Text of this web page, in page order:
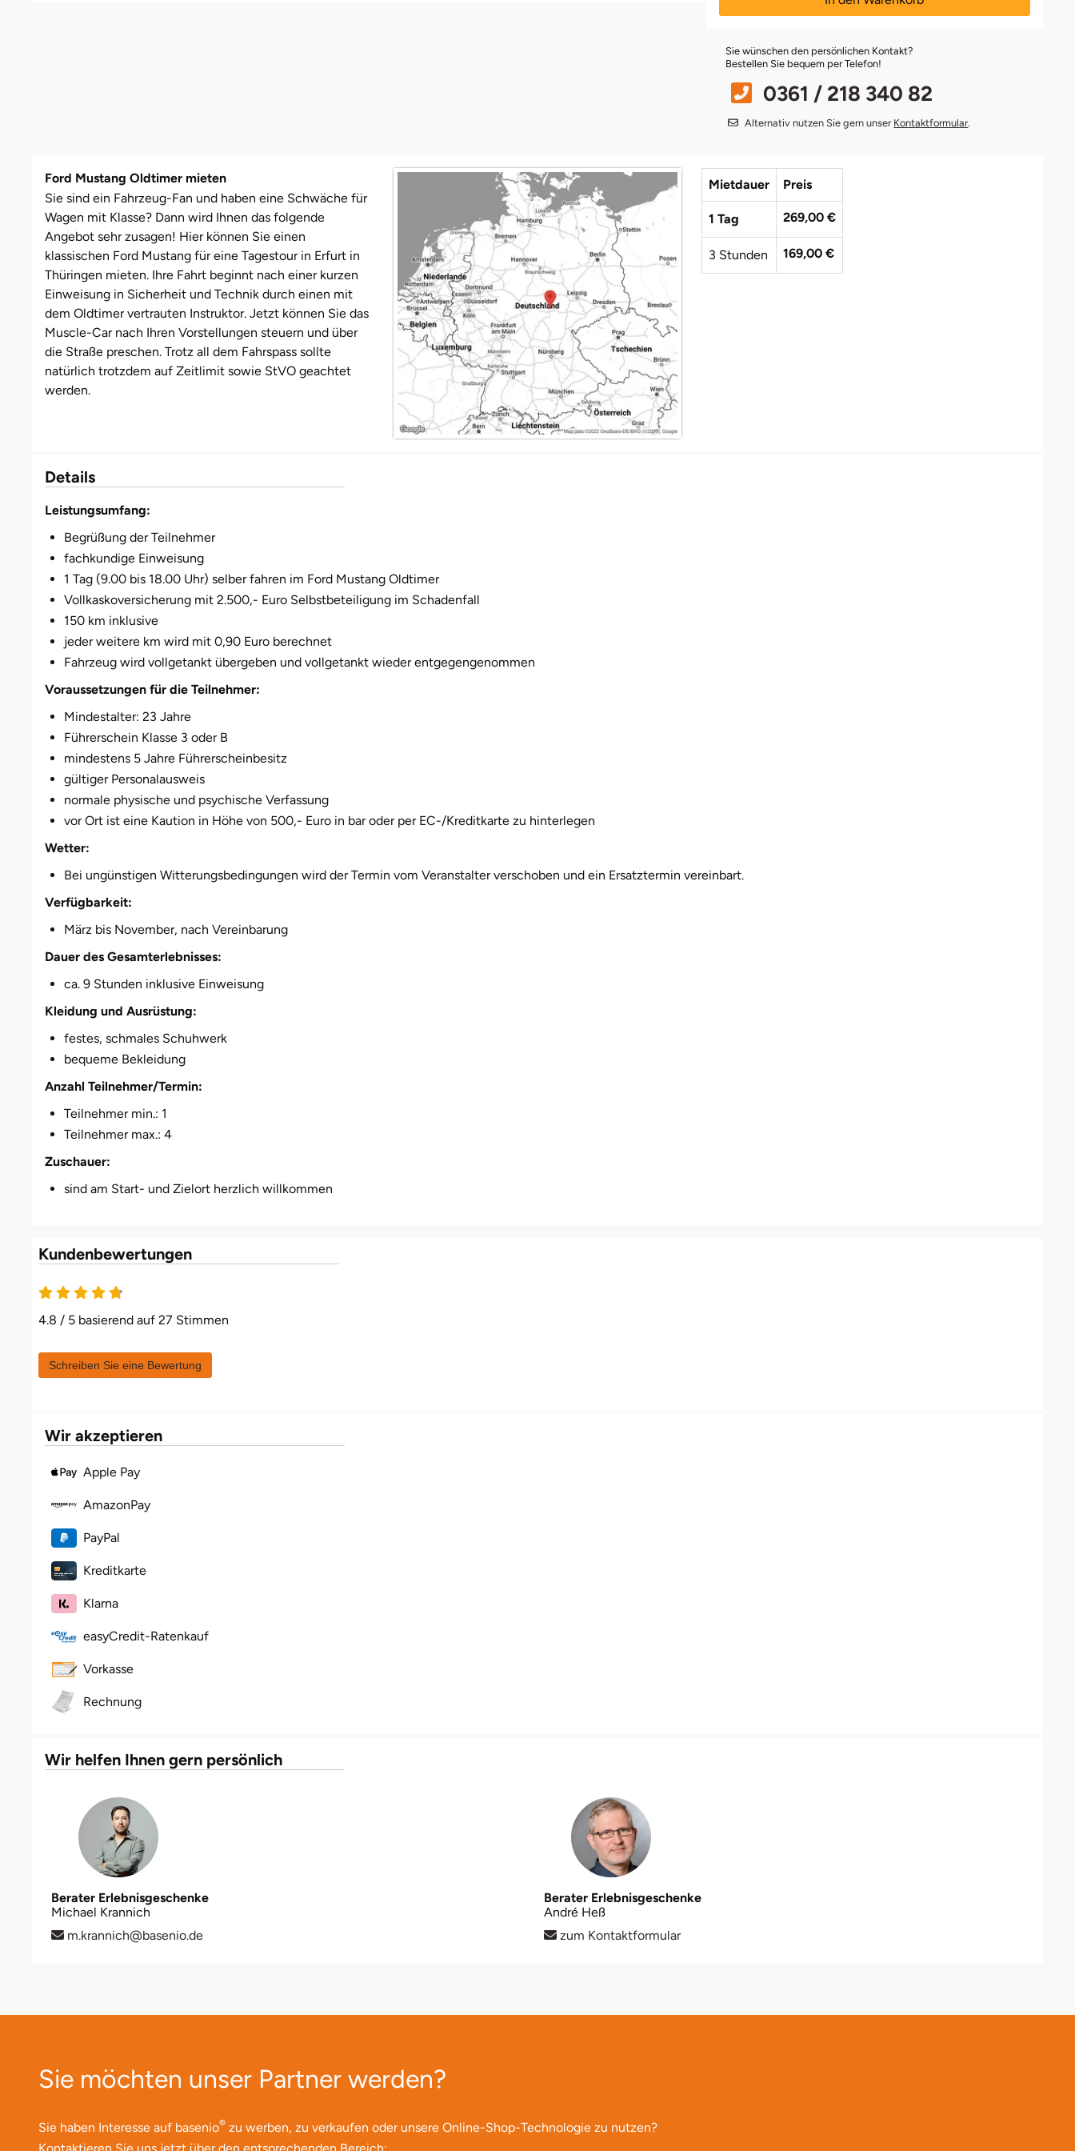
Sie wünschen den persönlichen Kontakt?
Bestellen Sie bequem per Telefon!
0361 / 218 340 82
Alternativ nutzen Sie gern unser Kontaktformular.
Ford Mustang Oldtimer mieten
Sie sind ein Fahrzeug-Fan und haben eine Schwäche für
Wagen mit Klasse? Dann wird Ihnen das folgende
Angebot sehr zusagen! Hier können Sie einen
klassischen Ford Mustang für eine Tagestour in Erfurt in
Thüringen mieten. Ihre Fahrt beginnt nach einer kurzen
Einweisung in Sicherheit und Technik durch einen mit
dem Oldtimer vertrauten Instruktor. Jetzt können Sie das
Muscle-Car nach Ihren Vorstellungen steuern und über
die Straße preschen. Trotz all dem Fahrspass sollte
natürlich trotzdem auf Zeitlimit sowie StVO geachtet
werden.
Mietdauer Preis
1 Tag 269,00 €
3 Stunden 169,00 €
Details
Leistungsumfang:
Begrüßung der Teilnehmer
fachkundige Einweisung
1 Tag (9.00 bis 18.00 Uhr) selber fahren im Ford Mustang Oldtimer
Vollkaskoversicherung mit 2.500,- Euro Selbstbeteiligung im Schadenfall
150 km inklusive
jeder weitere km wird mit 0,90 Euro berechnet
Fahrzeug wird vollgetankt übergeben und vollgetankt wieder entgegengenommen
Voraussetzungen für die Teilnehmer:
Mindestalter: 23 Jahre
Führerschein Klasse 3 oder B
mindestens 5 Jahre Führerscheinbesitz
gültiger Personalausweis
normale physische und psychische Verfassung
vor Ort ist eine Kaution in Höhe von 500,- Euro in bar oder per EC-/Kreditkarte zu hinterlegen
Wetter:
Bei ungünstigen Witterungsbedingungen wird der Termin vom Veranstalter verschoben und ein Ersatztermin vereinbart.
Verfügbarkeit:
März bis November, nach Vereinbarung
Dauer des Gesamterlebnisses:
ca. 9 Stunden inklusive Einweisung
Kleidung und Ausrüstung:
festes, schmales Schuhwerk
bequeme Bekleidung
Anzahl Teilnehmer/Termin:
Teilnehmer min.: 1
Teilnehmer max.: 4
Zuschauer:
sind am Start- und Zielort herzlich willkommen
Kundenbewertungen
4.8 / 5 basierend auf 27 Stimmen
Schreiben Sie eine Bewertung
Wir akzeptieren
Apple Pay
AmazonPay
PayPal
Kreditkarte
Klarna
easyCredit-Ratenkauf
Vorkasse
Rechnung
Wir helfen Ihnen gern persönlich
Berater Erlebnisgeschenke
Michael Krannich
m.krannich@basenio.de
Berater Erlebnisgeschenke
André Heß
zum Kontaktformular
Sie möchten unser Partner werden?
Sie haben Interesse auf basenio® zu werben, zu verkaufen oder unsere Online-Shop-Technologie zu nutzen?
Rosenheim
Wuppertal
Zwickau
Bostalsee
Brandenburg an der Havel
Braunschweig
Bremen
Bremervörde
Bruchköbel
Burghausen
Chemnitz
Cloppenburg
Coburg
Darmstadt
Deggendorf
Dessau
Dietzenbach
Dingolfing
Dortmund
Duisburg
Düsseldorf
Erlangen
Frankfurt am Main
Freiberg
Freiburg
Fürstenfeldbruck
Geiselwind
Gelnhausen
Görlitz
Hanau
Hannover
Heidelberg
Heldburg
Sundern (NRW)
Wiesbaden
Meißen
Mengen
München
Münster
Oberlausitz
Ruhrgebiet
Strausberg (Berlin/Brandenburg)
Weimar
sächsische Schweiz
Naumburg (Saale)
Nordhausen
Querfurt
Römhild
Saalfeld
Sangerhausen
Unterwellenborn
Weimar
Weißenfels
Witterda
Stuttgart
Würzburg
Zwickau
Sohn
Tochter